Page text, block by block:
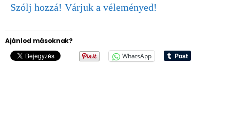
Szólj hozzá! Várjuk a véleményed!
Ajánlod másoknak?
WhatsApp